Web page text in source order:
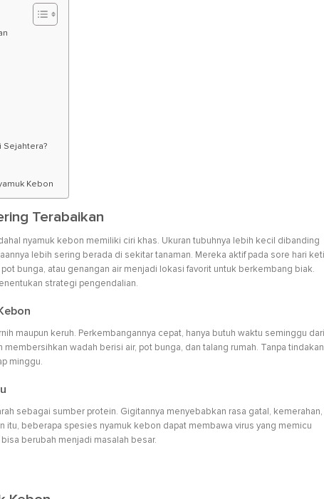
Sejahtera?
Kebon
Terabaikan
nyamuk kebon memiliki ciri khas. Ukuran tubuhnya lebih kecil dibanding
lebih sering berada di sekitar tanaman. Mereka aktif pada sore hari
bunga, atau genangan air menjadi lokasi favorit untuk berkembang biak.
strategi pengendalian.
maupun keruh. Perkembangannya cepat, hanya butuh waktu seminggu dari
wadah berisi air, pot bunga, dan talang rumah. Tanpa tindakan
minggu.
sebagai sumber protein. Gigitannya menyebabkan rasa gatal, kemerahan,
itu, beberapa spesies nyamuk kebon dapat membawa virus yang memicu
berubah menjadi masalah besar.